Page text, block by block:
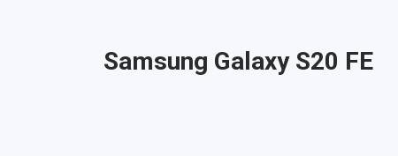
Samsung Galaxy S20 FE